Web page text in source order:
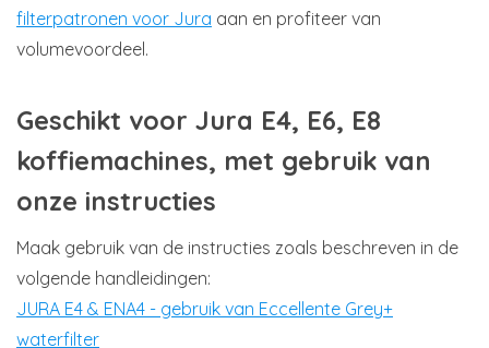
filterpatronen voor Jura aan en profiteer van
volumevoordeel.
Geschikt voor Jura E4, E6, E8
koffiemachines, met gebruik van
onze instructies
Maak gebruik van de instructies zoals beschreven in de
volgende handleidingen:
JURA E4 & ENA4 - gebruik van Eccellente Grey+
waterfilter